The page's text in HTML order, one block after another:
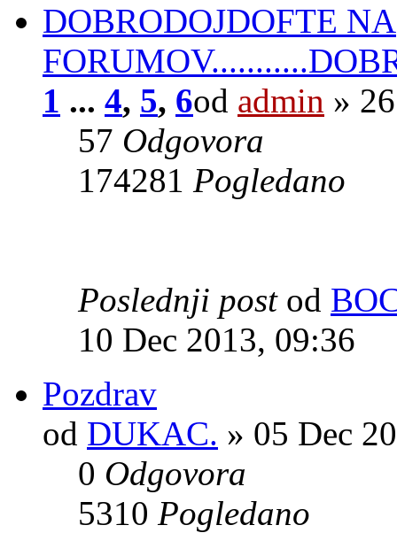
DOBRODOJDOFTE NA
1 ... 4, 5, 6od admin »
57 Odgovora
174281 Pogledano
Poslednji post od
10 Dec 2013, 09:36
Pozdrav
od DUKAC. » 05 Dec
0 Odgovora
5310 Pogledano